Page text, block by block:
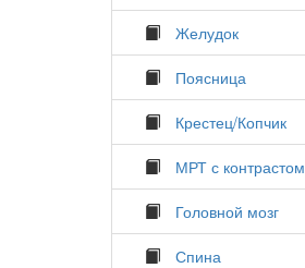
Желудок
Поясница
Крестец/Копчик
МРТ с контрастом
Головной мозг
Спина